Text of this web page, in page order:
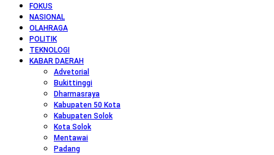
FOKUS
NASIONAL
OLAHRAGA
POLITIK
TEKNOLOGI
KABAR DAERAH
Advetorial
Bukittinggi
Dharmasraya
Kabupaten 50 Kota
Kabupaten Solok
Kota Solok
Mentawai
Padang